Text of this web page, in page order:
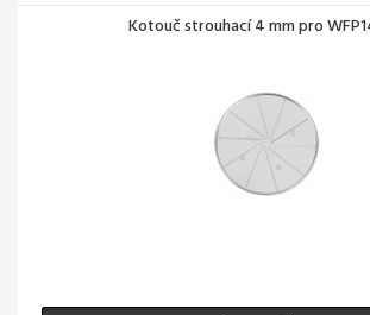
Kotouč strouhací 4 mm pro